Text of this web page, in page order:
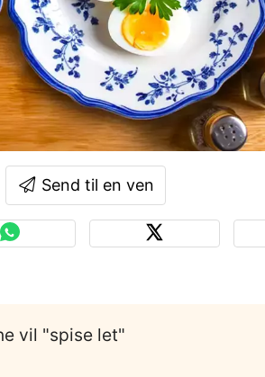
Send til en ven
vil "spise let"